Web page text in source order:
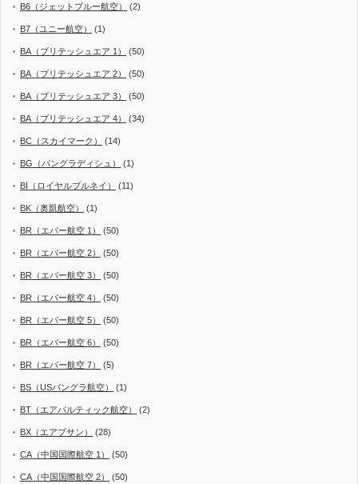
B6（ジェットブルー航空） (2)
B7（ユニー航空） (1)
BA（ブリテッシュエア 1） (50)
BA（ブリテッシュエア 2） (50)
BA（ブリテッシュエア 3） (50)
BA（ブリテッシュエア 4） (34)
BC（スカイマーク） (14)
BG（バングラディシュ） (1)
BI（ロイヤルブルネイ） (11)
BK（奥凱航空） (1)
BR（エバー航空 1） (50)
BR（エバー航空 2） (50)
BR（エバー航空 3） (50)
BR（エバー航空 4） (50)
BR（エバー航空 5） (50)
BR（エバー航空 6） (50)
BR（エバー航空 7） (5)
BS（USバングラ航空） (1)
BT（エアバルティック航空） (2)
BX（エアプサン） (28)
CA（中国国際航空 1） (50)
CA（中国国際航空 2） (50)